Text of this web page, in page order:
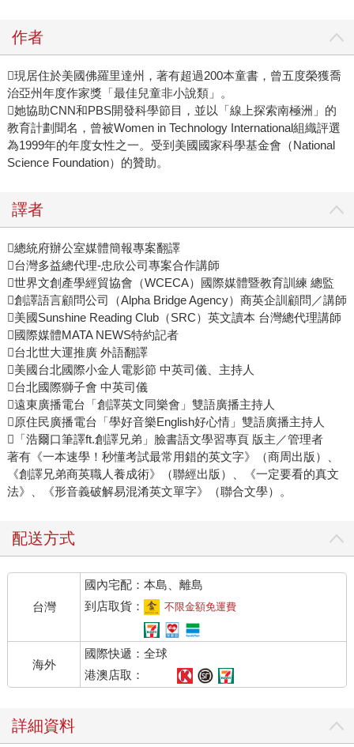
作者
現居住於美國佛羅里達州，著有超過200本童書，曾五度榮獲喬
治亞州年度作家獎「最佳兒童非小說類」。
她協助CNN和PBS開發科學節目，並以「線上探索南極洲」的
教育計劃聞名，曾被Women in Technology International組織評選
為1999年的年度女性之一。受到美國國家科學基金會（National
Science Foundation）的贊助。
譯者
總統府辦公室媒體簡報專案翻譯
台灣多益總代理-忠欣公司專案合作講師
世界文創產學經貿協會（WCECA）國際媒體暨教育訓練 總監
創譯語言顧問公司（Alpha Bridge Agency）商英企訓顧問／講師
美國Sunshine Reading Club（SRC）英文讀本 台灣總代理講師
國際媒體MATA NEWS特約記者
台北世大運推廣 外語翻譯
美國台北國際小金人電影節 中英司儀、主持人
台北國際獅子會 中英司儀
遠東廣播電台「創譯英文同樂會」雙語廣播主持人
原住民廣播電台「學好音樂English好心情」雙語廣播主持人
「浩爾口筆譯ft.創譯兄弟」臉書語文學習專頁 版主／管理者
著有《一本速學！秒懂考試最常用錯的英文字》（商周出版）、
《創譯兄弟商英職人養成術》（聯經出版）、《一定要看的真文
法》、《形音義破解易混淆英文單字》（聯合文學）。
配送方式
台灣
國內宅配：本島、離島
到店取貨：
不限金額免運費
海外
國際快遞：全球
港澳店取：
詳細資料